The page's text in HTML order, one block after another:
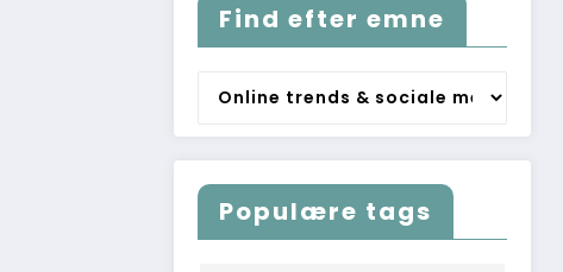
Find efter emne
emne
Populære tags